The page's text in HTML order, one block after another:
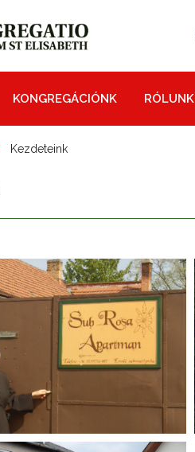
KONGREGÁCIÓNK RÓLUNK
Kezdeteink